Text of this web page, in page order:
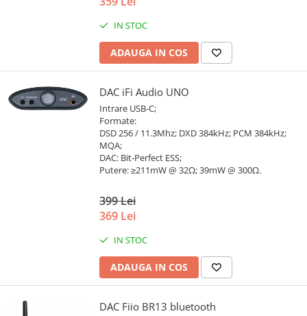
IN STOC
ADAUGA IN COS
DAC iFi Audio UNO
Intrare USB-C;
Formate:
DSD 256 / 11.3Mhz; DXD 384kHz; PCM 384kHz;
MQA;
DAC: Bit-Perfect ESS;
Putere: ≥211mW @ 32Ω; 39mW @ 300Ω.
399 Lei
369 Lei
IN STOC
ADAUGA IN COS
DAC Fiio BR13 bluetooth